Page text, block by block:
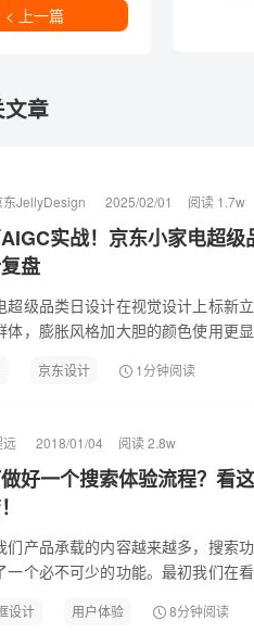
< 上一篇
章
东JellyDesign 2025/02/01 阅读 1.7w
实战！京东小家电超级
盘
超级品类日设计在视觉设计上标新
体，膨胀风格加大胆的颜色使用更
京东设计 1分钟阅读
远 2018/01/04 阅读 2.8w
好一个搜索体验流程？看
们产品承载的内容越来越多，搜索
一个必不可少的功能。最初我们在看
户体验越来...
设计 用户体验 8分钟阅读